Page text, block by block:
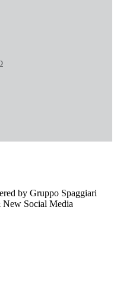
by Gruppo Spaggiari
Social Media